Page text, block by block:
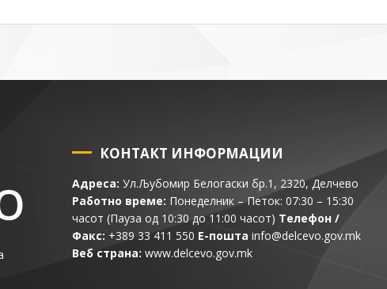
КОНТАКТ ИНФОРМАЦИИ
Адреса: Ул.Љубомир Белогаски бр.1, 2320, Делчево
Работно време: Понеделник – Петок: 07:30 – 15:30
часот (Пауза од 10:30 до 11:00 часот) Телефон /
Факс: +389 33 411 550 Е-пошта info@delcevo.gov.mk
Веб страна: www.delcevo.gov.mk